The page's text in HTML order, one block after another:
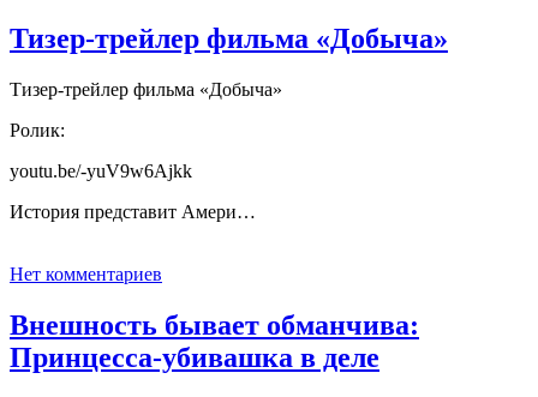
Тизер-трейлер фильма «Добыча»
Тизер-трейлер фильма «Добыча»
Ролик:
youtu.be/-yuV9w6Ajkk
История представит Амери…
Нет комментариев
Внешность бывает обманчива:
Принцесса-убивашка в деле